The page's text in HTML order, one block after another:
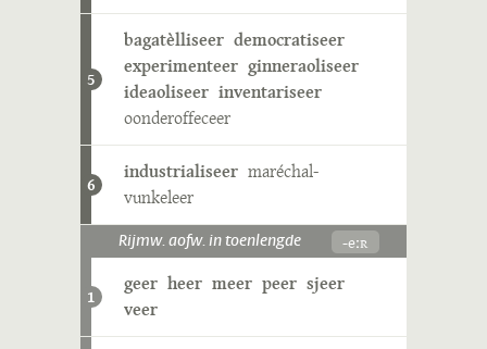
5
bagatèlliseer democratiseer
experimenteer ginneraoliseer
ideaoliseer inventariseer
oonderoffeceer
6
industrialiseer maréchal-
vunkeleer
Rijmw. aofw. in toenlengde -eːʀ
1
geer heer meer peer sjeer
veer